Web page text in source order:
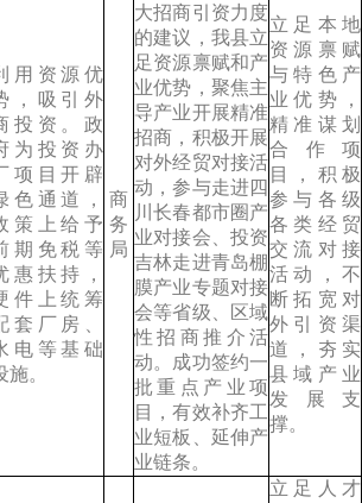
用资源优
，吸引外
投资。政
为投资办
项目开辟
色通道，
策上给予
期免税等
惠扶持，
件上统筹
套厂房、
电等基础
施。
商
务
局
大招商引资力度
的建议，我县立
足资源禀赋和产
业优势，聚焦主
导产业开展精准
招商，积极开展
对外经贸对接活
动，参与走进四
川长春都市圈产
业对接会、投资
吉林走进青岛棚
膜产业专题对接
会等省级、区域
性招商推介活
动。成功签约一
批重点产业项
目，有效补齐工
业短板、延伸产
业链条。
立足本地
资源禀赋
与特色产
业优势，
精准谋划
合作项
目，积极
参与各级
各类经贸
交流对接
活动，不
断拓宽对
外引资渠
道，夯实
县域产业
发展支
撑。
立足人才